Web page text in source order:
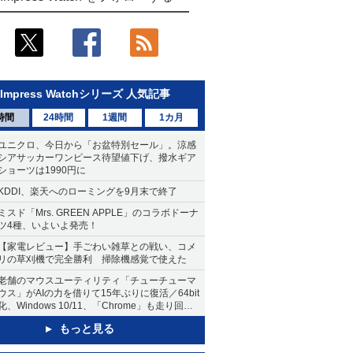
Impress Watchシリーズ 人気記事
間 24時間 1週間 1カ月
ニクロ、今日から「お盆特別セール」。涼感
アサッカーワンピース待望値下げ、撥水ギア
ョーツは1990円に
、楽天へのローミングを9月末で終了
スド「Mrs. GREEN APPLE」のコラボドーナ
4種、いよいよ発売！
家電レビュー】手ごわい雑草との戦い、コメ
の草刈機で完全勝利 掃除機感覚で使えた
舗のマウスユーティリティ「チューチューマ
ス」がAIの力を借りて15年ぶりに復活／64bit
、Windows 10/11、「Chrome」も走り回
。復活記念で2026年末まで500円
もっと見る